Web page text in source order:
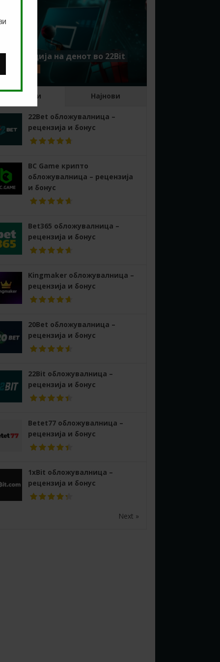
на денот во 22Bit
Најдобри Најнови
22Bet обложувалница –
рецензија и бонус
BC Game крипто
обложувалница – рецензија
и бонус
Bet365 обложувалница –
рецензија и бонус
Kingmaker обложувалница –
рецензија и бонус
20Bet обложувалница –
рецензија и бонус
22Bit обложувалница –
рецензија и бонус
Betet77 обложувалница –
рецензија и бонус
1xBit обложувалница –
рецензија и бонус
Next »